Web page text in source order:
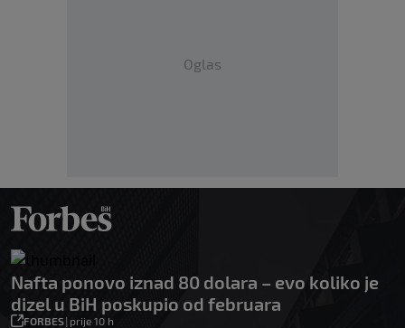
Oglas
Nafta ponovo iznad 80 dolara – evo koliko je
dizel u BiH poskupio od februara
FORBES| prije 10 h